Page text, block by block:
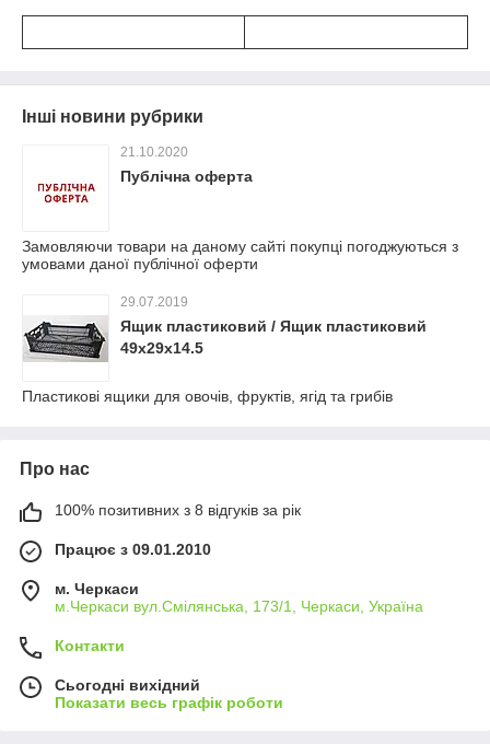
Інші новини рубрики
21.10.2020
Публічна оферта
Замовляючи товари на даному сайті покупці погоджуються з
умовами даної публічної оферти
29.07.2019
Ящик пластиковий / Ящик пластиковий
49х29х14.5
Пластикові ящики для овочів, фруктів, ягід та грибів
Про нас
100% позитивних з 8 відгуків за рік
Працює з 09.01.2010
м. Черкаси
м.Черкаси вул.Смілянська, 173/1, Черкаси, Україна
Контакти
Сьогодні вихідний
Показати весь графік роботи